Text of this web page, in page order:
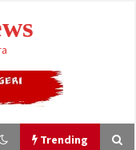
Trending